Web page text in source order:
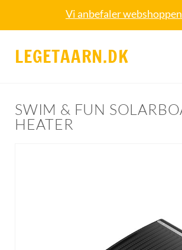
Vi anbefaler
LEGETAARN.DK
SWIM & FUN
HEATER